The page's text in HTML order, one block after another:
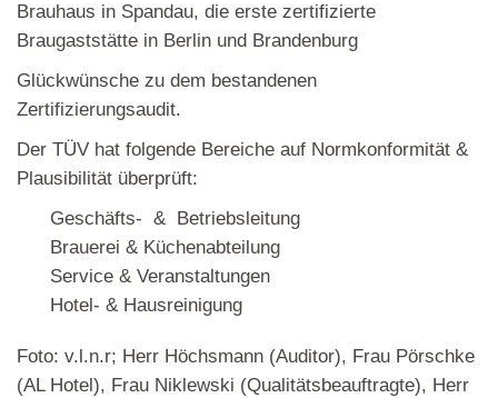
Brauhaus in Spandau, die erste zertifizierte
Braugaststätte in Berlin und Brandenburg
Glückwünsche zu dem bestandenen
Zertifizierungsaudit.
Der TÜV hat folgende Bereiche auf Normkonformität &
Plausibilität überprüft:
Geschäfts- & Betriebsleitung
Brauerei & Küchenabteilung
Service & Veranstaltungen
Hotel- & Hausreinigung
Foto: v.l.n.r; Herr Höchsmann (Auditor), Frau Pörschke
(AL Hotel), Frau Niklewski (Qualitätsbeauftragte), Herr